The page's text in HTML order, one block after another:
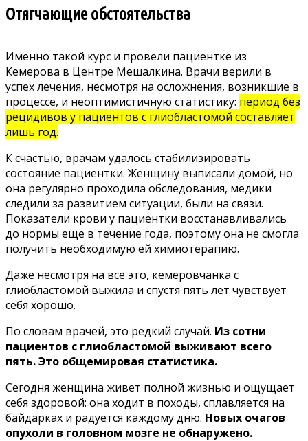
Отягчающие обстоятельства
Именно такой курс и провели пациентке из
Кемерова в Центре Мешалкина. Врачи верили в
успех лечения, несмотря на осложнения, возникшие в
процессе, и неоптимистичную статистику: период без
рецидивов у пациентов с глиобластомой составляет
лишь год.
К счастью, врачам удалось стабилизировать
состояние пациентки. Женщину выписали домой, но
она регулярно проходила обследования, медики
следили за развитием ситуации, были на связи.
Показатели крови у пациентки восстанавливались
до нормы еще в течение года, поэтому она не смогла
получить необходимую ей химиотерапию.
Даже несмотря на все это, кемеровчанка с
глиобластомой выжила и спустя пять лет чувствует
себя хорошо.
По словам врачей, это редкий случай. Из сотни
пациентов с глиобластомой выживают всего
пять. Это общемировая статистика.
Сегодня женщина живет полной жизнью и ощущает
себя здоровой: она ходит в походы, сплавляется на
байдарках и радуется каждому дню. Новых очагов
опухоли в головном мозге не обнаружено.